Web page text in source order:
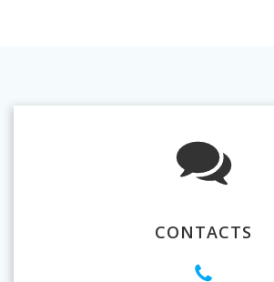
CONTACTS